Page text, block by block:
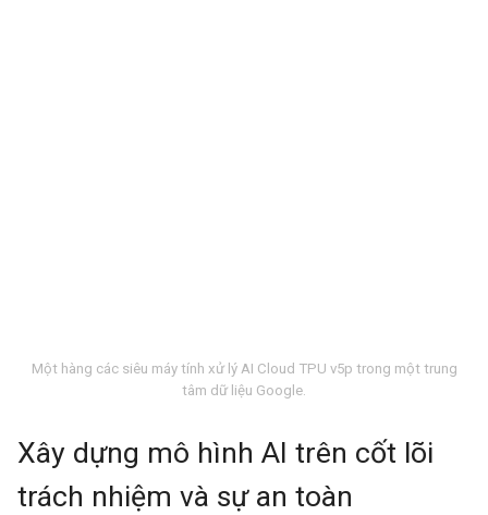
Một hàng các siêu máy tính xử lý AI Cloud TPU v5p trong một trung
tâm dữ liệu Google.
Xây dựng mô hình AI trên cốt lõi
trách nhiệm và sự an toàn